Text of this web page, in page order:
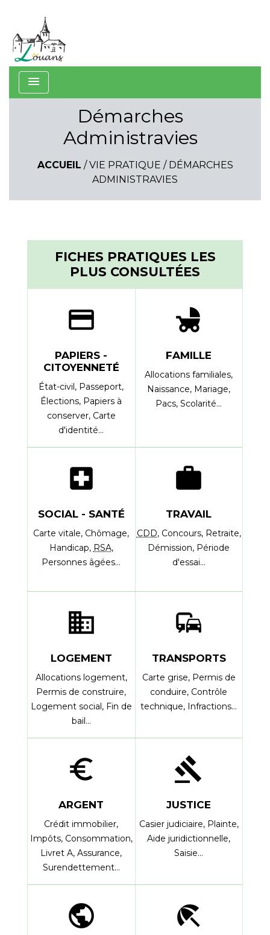
menu
Démarches
Administravies
ACCUEIL / VIE PRATIQUE / DÉMARCHES
ADMINISTRAVIES
FICHES PRATIQUES LES
PLUS CONSULTÉES
credit_card
PAPIERS -
CITOYENNETÉ
État-civil, Passeport,
Élections, Papiers à
conserver, Carte
d'identité…
child_friendly
FAMILLE
Allocations familiales,
Naissance, Mariage,
Pacs,Scolarité…
local_hospital
SOCIAL - SANTÉ
Carte vitale, Chômage,
Handicap, RSA,
Personnes âgées…
work
TRAVAIL
CDD, Concours, Retraite,
Démission, Période
d'essai…
domain
LOGEMENT
Allocations logement,
Permis de construire,
Logement social, Fin de
bail…
commute
TRANSPORTS
Carte grise, Permis de
conduire, Contrôle
technique, Infractions…
euro_symbol
ARGENT
Crédit immobilier,
Impôts, Consommation,
Livret A,Assurance,
Surendettement…
gavel
JUSTICE
Casier judiciaire, Plainte,
Aide juridictionnelle,
Saisie…
public beach_access